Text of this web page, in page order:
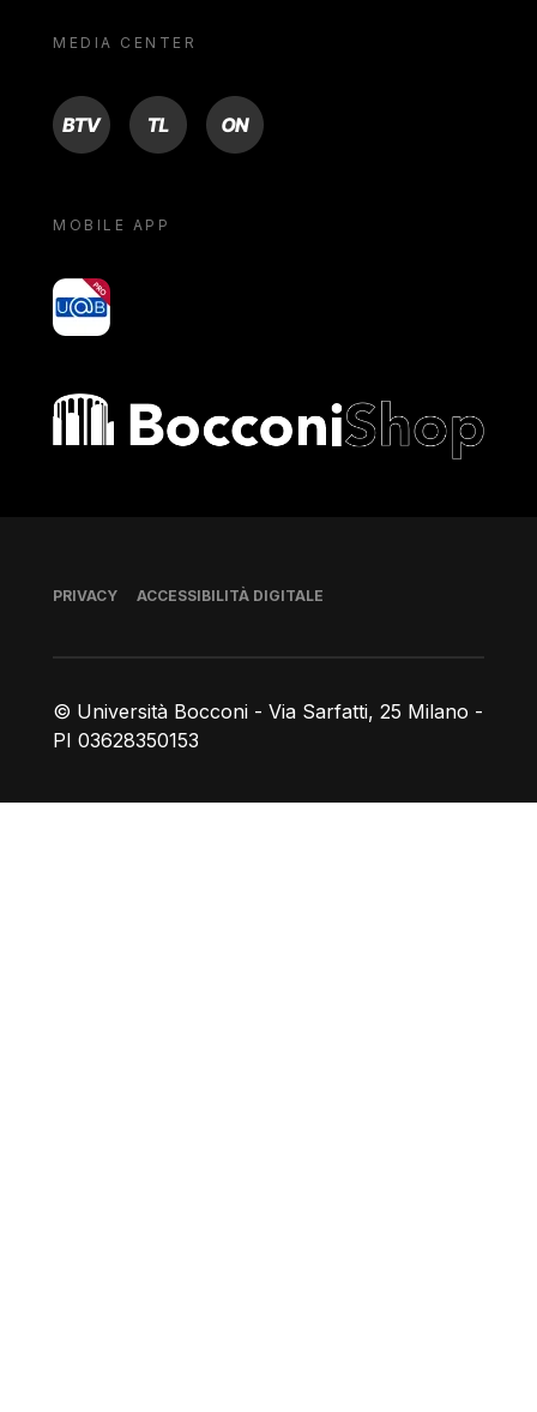
MEDIA CENTER
BTV TL ON
MOBILE APP
yoU@B
Bocconi shop
© Università Bocconi - Via Sarfatti, 25 Milano -
PI 03628350153
Piè di pagina
PRIVACY ACCESSIBILITÀ DIGITALE